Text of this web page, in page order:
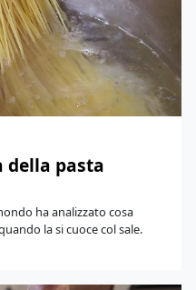
della pasta
ha analizzato cosa
la si cuoce col sale.